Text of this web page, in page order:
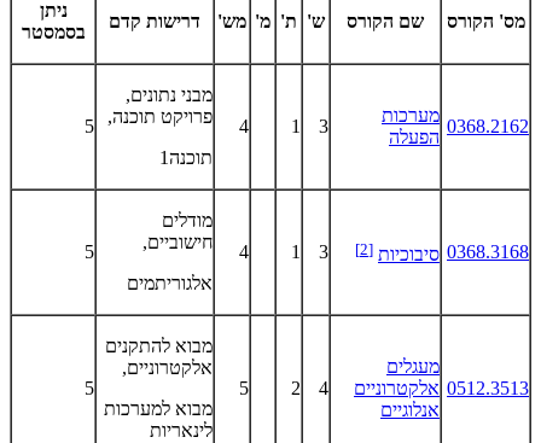
מס' הקורס שם הקורס ש' ת' מ' מש' דרישות קדם
ניתן
בסמסטר
0368.2162
מערכות
הפעלה
3
1
4
מבני נתונים,
פרויקט תוכנה,
תוכנה1
5
0368.3168 סיבוכיות [2]
3
1
4
מודלים
חישוביים,
אלגוריתמים
5
0512.3513
מעגלים
אלקטרוניים
אנלוגיים
4
2
5
מבוא להתקנים
אלקטרוניים,
מבוא למערכות
לינאריות
5